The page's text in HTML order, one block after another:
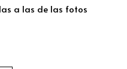
a las de las fotos